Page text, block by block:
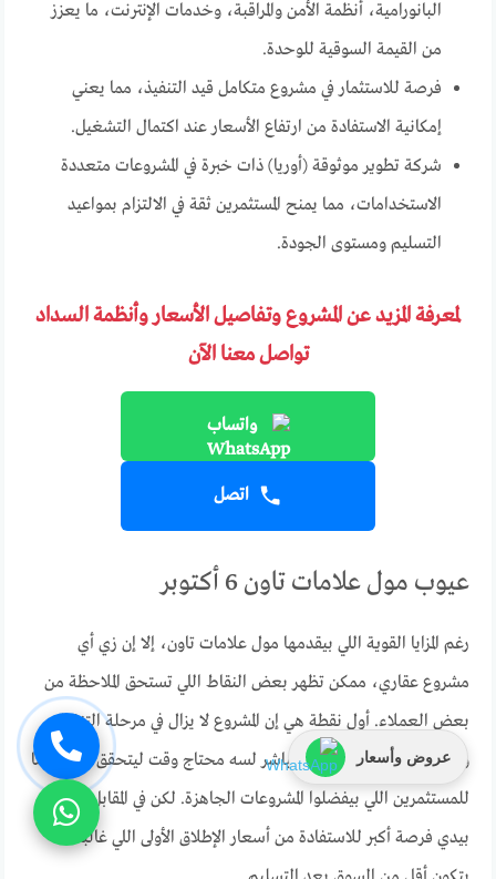
البانورامية، أنظمة الأمن والمراقبة، وخدمات الإنترنت، ما يعزز
من القيمة السوقية للوحدة.
فرصة للاستثمار في مشروع متكامل قيد التنفيذ، مما يعني
إمكانية الاستفادة من ارتفاع الأسعار عند اكتمال التشغيل.
شركة تطوير موثوقة (أوريا) ذات خبرة في المشروعات متعددة
الاستخدامات، مما يمنح المستثمرين ثقة في الالتزام بمواعيد
التسليم ومستوى الجودة.
لمعرفة المزيد عن المشروع وتفاصيل الأسعار وأنظمة السداد
تواصل معنا الآن
واتساب
اتصل
عيوب مول علامات تاون 6 أكتوبر
رغم المزايا القوية اللي بيقدمها مول علامات تاون، إلا إن زي أي
مشروع عقاري، ممكن تظهر بعض النقاط اللي تستحق الملاحظة من
بعض العملاء. أول نقطة هي إن المشروع لا يزال في مرحلة التنفيذ،
وبالتالي العائد الاستثماري المباشر لسه محتاج وقت ليتحقق، خصوصًا
للمستثمرين اللي بيفضلوا المشروعات الجاهزة. لكن في المقابل، ده
بيدي فرصة أكبر للاستفادة من أسعار الإطلاق الأولى اللي غالبًا ما
عروض وأسعار